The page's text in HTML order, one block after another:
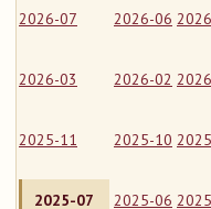
2026-07 2026-06
2026-03 2026-02
2025-11 2025-10
2025-07 2025-06